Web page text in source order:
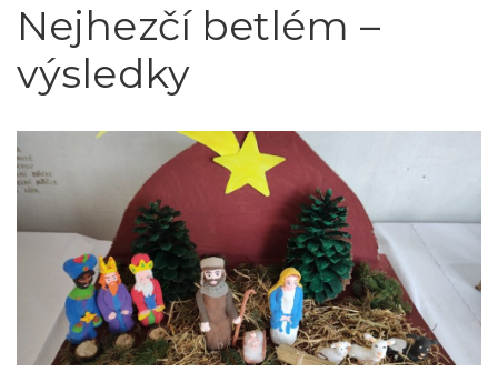
Nejhezčí betlém –
výsledky